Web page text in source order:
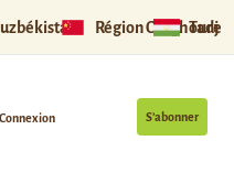
Région Ouïghoure
S’abonner
Connexion